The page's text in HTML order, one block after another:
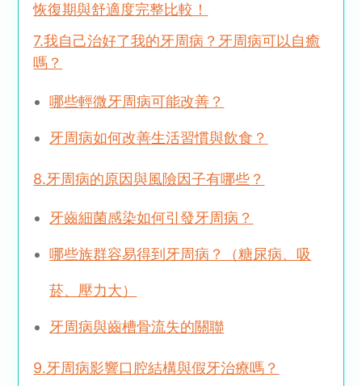
恢復期與舒適度完整比較！
7.我自己治好了我的牙周病？牙周病可以自癒
嗎？
哪些輕微牙周病可能改善？
牙周病如何改善生活習慣與飲食？
8.牙周病的原因與風險因子有哪些？
牙齒細菌感染如何引發牙周病？
哪些族群容易得到牙周病？（糖尿病、吸
菸、壓力大）
牙周病與齒槽骨流失的關聯
9.牙周病影響口腔結構與假牙治療嗎？